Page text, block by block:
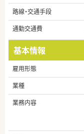
路線・交通手段
通勤交通費
基本情報
雇用形態
業種
業務内容